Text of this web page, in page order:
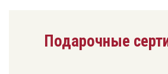
Подарочные